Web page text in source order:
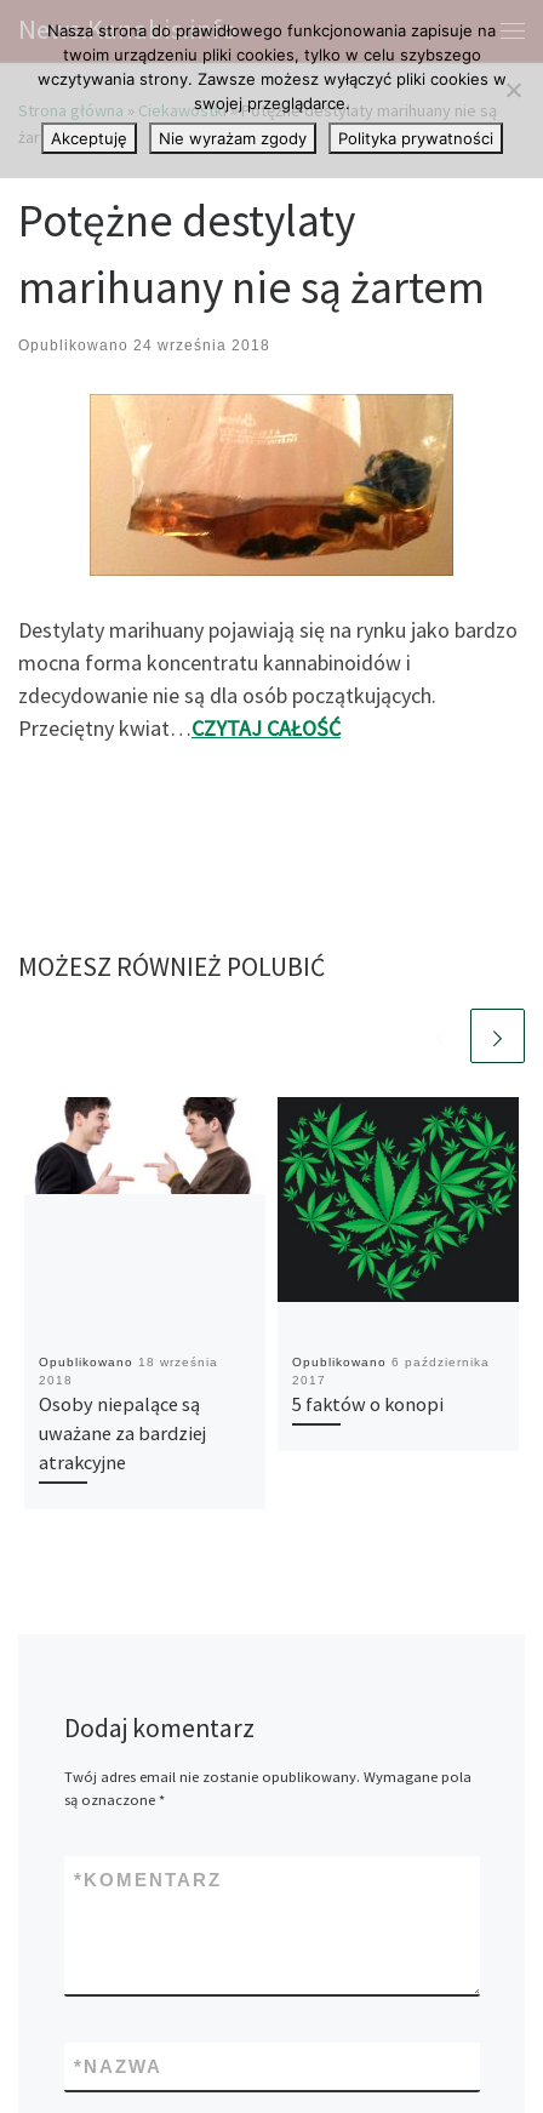
Przejdź do treści
News.Kanabis.info
Strona główna » Ciekawostki» Potężne destylaty marihuany nie są
żartem
Potężne destylaty
marihuany nie są żartem
Opublikowano 24 września 2018
Destylaty marihuany pojawiają się na rynku jako bardzo
mocna forma koncentratu kannabinoidów i
zdecydowanie nie są dla osób początkujących.
Przeciętny kwiat…CZYTAJ CAŁOŚĆ
MOŻESZ RÓWNIEŻ POLUBIĆ
Opublikowano
18 września
2018
Osoby niepalące są
uważane za bardziej
atrakcyjne
Opublikowano 6 października
2017
5 faktów o konopi
Dodaj komentarz
Twój adres email nie zostanie opublikowany. Wymagane pola
są oznaczone *
KOMENTARZ
*
NAZWA
*
Nasza strona do prawidłowego funkcjonowania zapisuje na
twoim urządzeniu pliki cookies, tylko w celu szybszego
wczytywania strony. Zawsze możesz wyłączyć pliki cookies w
swojej przeglądarce.
Akceptuję
Nie wyrażam zgody Polityka prywatności